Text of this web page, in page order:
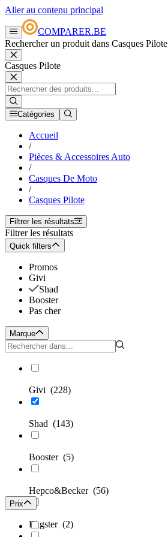
Aller au contenu principal
COMPARER.BE
Rechercher un produit dans Casques Pilote
Casques Pilote
Catégories
Accueil
/
Pièces & Accessoires Auto
/
Casques De Moto
/
Casques Pilote
Filtrer les résultats
Filtrer les résultats
Quick filters
Promos
Givi
Shad
Booster
Pas cher
Marque
Givi (228)
Shad (143)
Booster (5)
Hepco&Becker (56)
Bagster (2)
Prix